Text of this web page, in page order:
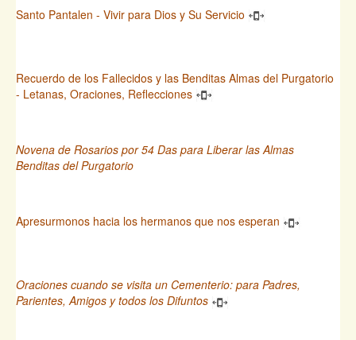
Santo Pantalen - Vivir para Dios y Su Servicio
Recuerdo de los Fallecidos y las Benditas Almas del Purgatorio
- Letanas, Oraciones, Reflecciones
Novena de Rosarios por 54 Das para Liberar las Almas
Benditas del Purgatorio
Apresurmonos hacia los hermanos que nos esperan
Oraciones cuando se visita un Cementerio: para Padres,
Parientes, Amigos y todos los Difuntos